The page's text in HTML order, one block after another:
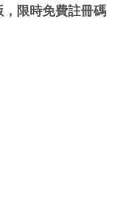
限時免費註冊碼